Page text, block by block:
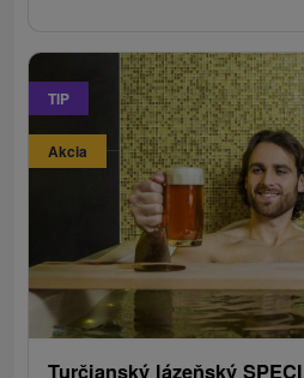
TIP
Akcia
Turčianský lázeňský